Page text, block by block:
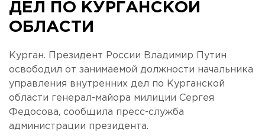
ДЕЛ ПО КУРГАНСКОЙ
ОБЛАСТИ
Курган. Президент России Владимир Путин
освободил от занимаемой должности начальника
управления внутренних дел по Курганской
области генерал-майора милиции Сергея
Федосова, сообщила пресс-служба
администрации президента.